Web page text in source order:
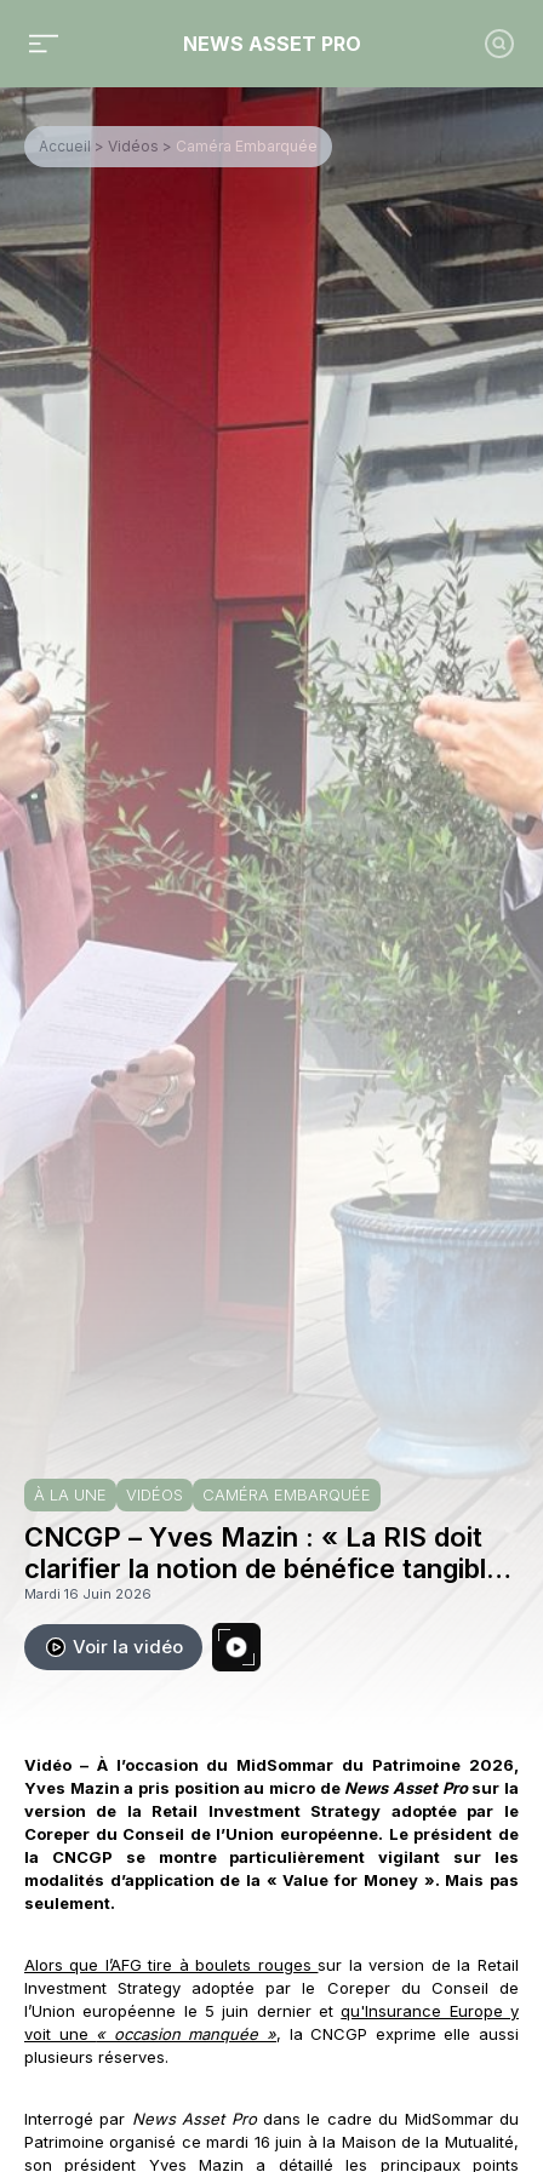
NEWS ASSET PRO
Accueil > Vidéos > Caméra Embarquée
À LA UNE VIDÉOS CAMÉRA EMBARQUÉE
CNCGP – Yves Mazin : « La RIS doit
clarifier la notion de bénéfice tangible
»
Mardi 16 Juin 2026
Voir la vidéo
Vidéo – À l’occasion du MidSommar du Patrimoine 2026,
Yves Mazin a pris position au micro de News Asset Prosur la
version de la Retail Investment Strategy adoptée par le
Coreper du Conseil de l’Union européenne. Le président de
la CNCGP se montre particulièrement vigilant sur les
modalités d’application de la « Value for Money ». Mais pas
seulement.
Alors que l’AFG tire à boulets rougessur la version de la Retail
Investment Strategy adoptée par le Coreper du Conseil de
l’Union européenne le 5 juin dernier etqu'Insurance Europe y
voit une « occasion manquée », la CNCGP exprime elle aussi
plusieurs réserves.
Interrogé par News Asset Prodans le cadre du MidSommar du
Patrimoine organisé ce mardi 16 juin à la Maison de la Mutualité,
son président Yves Mazin a détaillé les principaux points